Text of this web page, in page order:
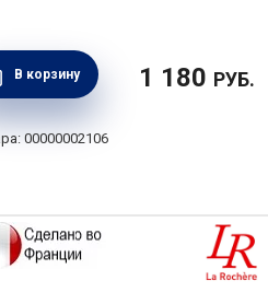
В корзину 1 180 РУБ.
00000002106